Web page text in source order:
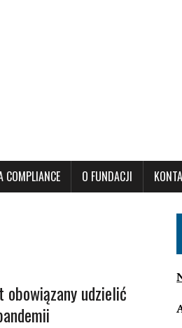
COMPLIANCE O FUNDACJI
udzielić